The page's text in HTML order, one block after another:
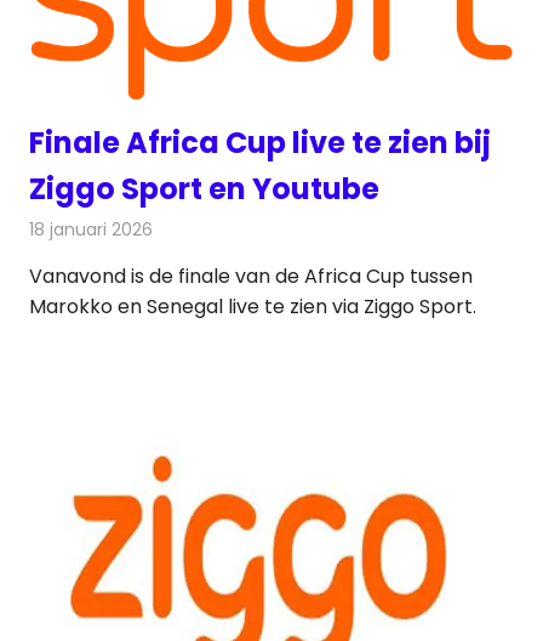
Finale Africa Cup live te zien bij
Ziggo Sport en Youtube
18 januari 2026
Vanavond is de finale van de Africa Cup tussen
Marokko en Senegal live te zien via Ziggo Sport.